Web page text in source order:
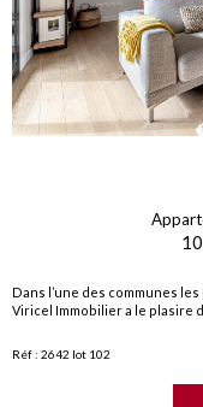
Dans l’une des communes
Viricel Immobilier a le plasire
Réf : 2642 lot 102